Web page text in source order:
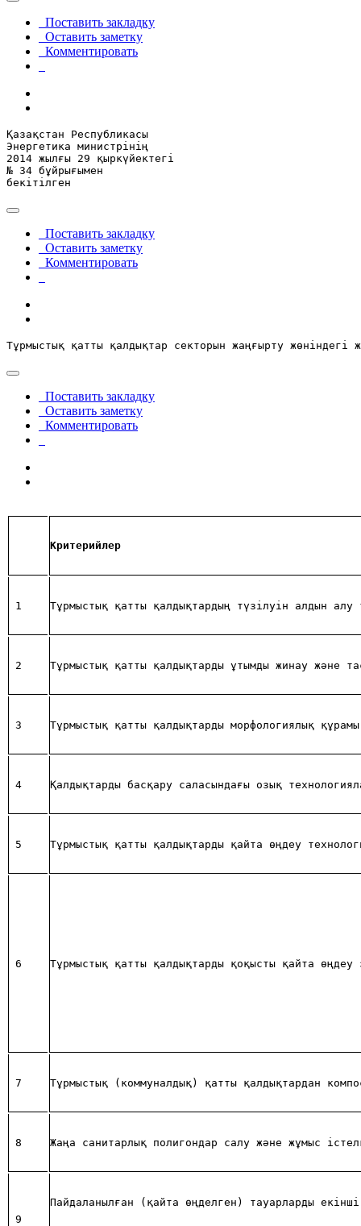
Поставить закладку
Оставить заметку
Комментировать
Қазақстан Республикасы
Энергетика министрінің
2014 жылғы 29 қыркүйектегі
№ 34 бұйрығымен
бекітілген
Поставить закладку
Оставить заметку
Комментировать
Тұрмыстық қатты қалдықтар секторын жаңғырту жөніндегі
Поставить закладку
Оставить заметку
Комментировать
Критерийлер
1 Тұрмыстық қатты қалдықтардың түзілуін алдын алу
2 Тұрмыстық қатты қалдықтарды ұтымды жинау және
3 Тұрмыстық қатты қалдықтарды морфологиялық
4 Қалдықтарды басқару саласындағы озық
5 Тұрмыстық қатты қалдықтарды қайта өңдеу
6 Тұрмыстық қатты қалдықтарды қоқысты қайта
7 Тұрмыстық (коммуналдық) қатты қалдықтардан
8 Жаңа санитарлық полигондар салу және жұмыс
9
Пайдаланылған (қайта өңделген) тауарларды